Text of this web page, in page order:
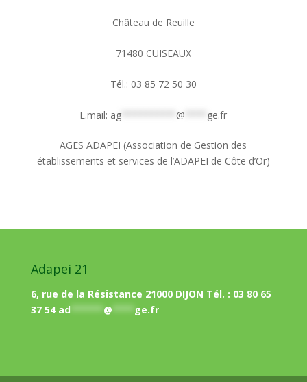
Château de Reuille
71480 CUISEAUX
Tél.: 03 85 72 50 30
E.mail: ag @ ge.fr
AGES ADAPEI (Association de Gestion des
établissements et services de l’ADAPEI de Côte d’Or)
Adapei 21
6, rue de la Résistance 21000 DIJON Tél. : 03 80 65
37 54 ad****** @ **** ge.fr